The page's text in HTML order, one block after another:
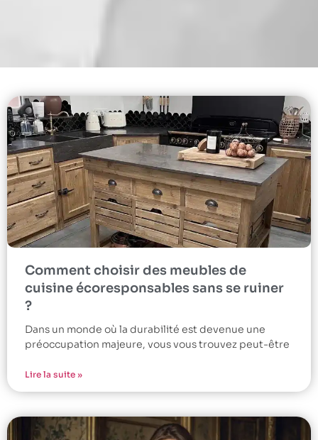
Comment choisir des meubles de
cuisine écoresponsables sans se ruiner
?
Dans un monde où la durabilité est devenue une
préoccupation majeure, vous vous trouvez peut-être
Lire la suite »